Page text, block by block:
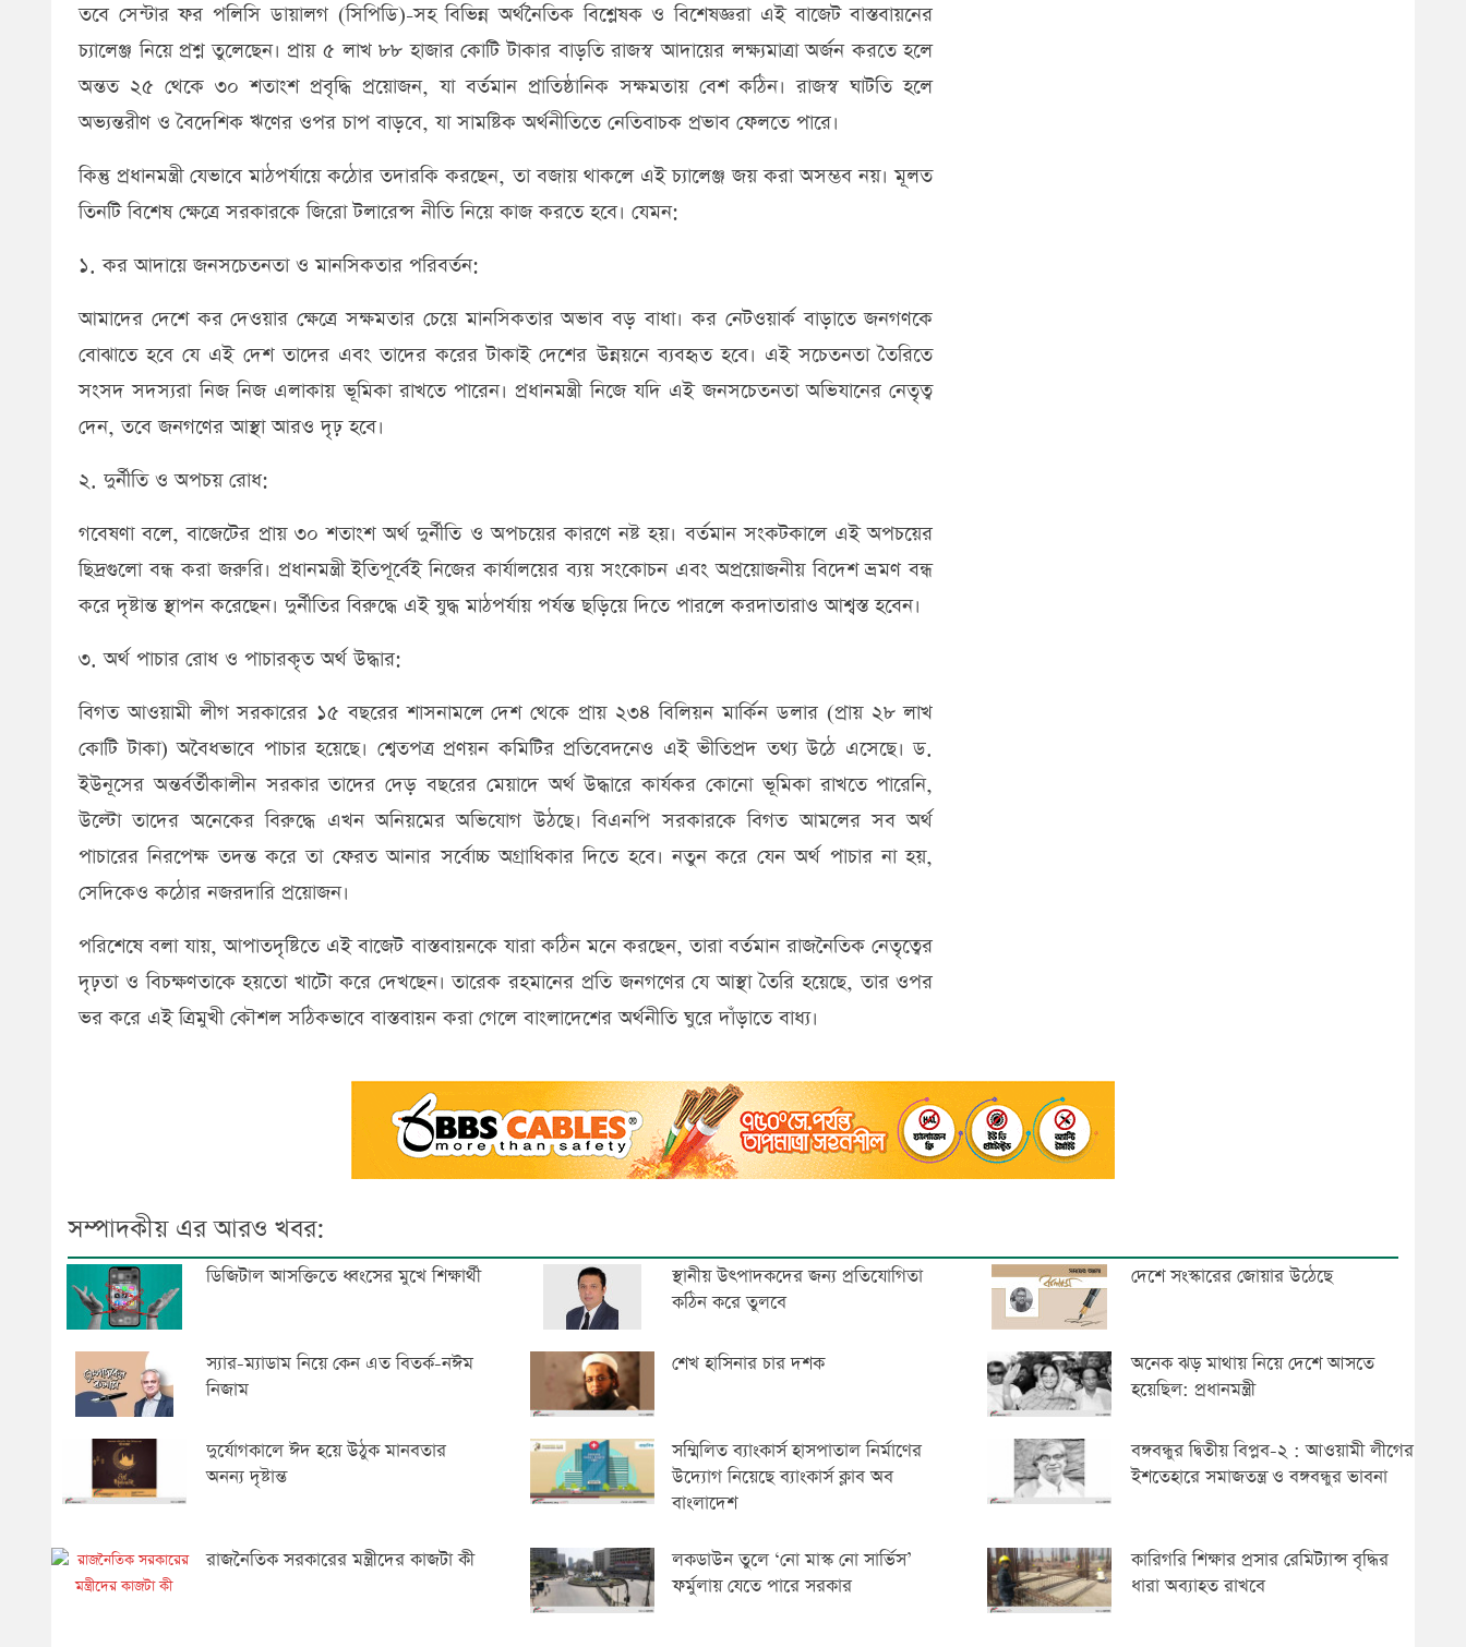
​তবে সেন্টার ফর পলিসি ডায়ালগ (সিপিডি)-সহ বিভিন্ন অর্থনৈতিক বিশ্লেষক ও বিশেষজ্ঞরা এই বাজেট বাস্তবায়নের
চ্যালেঞ্জ নিয়ে প্রশ্ন তুলেছেন। প্রায় ৫ লাখ ৮৮ হাজার কোটি টাকার বাড়তি রাজস্ব আদায়ের লক্ষ্যমাত্রা অর্জন করতে হলে
অন্তত ২৫ থেকে ৩০ শতাংশ প্রবৃদ্ধি প্রয়োজন, যা বর্তমান প্রাতিষ্ঠানিক সক্ষমতায় বেশ কঠিন। রাজস্ব ঘাটতি হলে
অভ্যন্তরীণ ও বৈদেশিক ঋণের ওপর চাপ বাড়বে, যা সামষ্টিক অর্থনীতিতে নেতিবাচক প্রভাব ফেলতে পারে।
​কিন্তু প্রধানমন্ত্রী যেভাবে মাঠপর্যায়ে কঠোর তদারকি করছেন, তা বজায় থাকলে এই চ্যালেঞ্জ জয় করা অসম্ভব নয়। মূলত
তিনটি বিশেষ ক্ষেত্রে সরকারকে জিরো টলারেন্স নীতি নিয়ে কাজ করতে হবে। যেমন:
​১. কর আদায়ে জনসচেতনতা ও মানসিকতার পরিবর্তন:
​আমাদের দেশে কর দেওয়ার ক্ষেত্রে সক্ষমতার চেয়ে মানসিকতার অভাব বড় বাধা। কর নেটওয়ার্ক বাড়াতে জনগণকে
বোঝাতে হবে যে এই দেশ তাদের এবং তাদের করের টাকাই দেশের উন্নয়নে ব্যবহৃত হবে। এই সচেতনতা তৈরিতে
সংসদ সদস্যরা নিজ নিজ এলাকায় ভূমিকা রাখতে পারেন। প্রধানমন্ত্রী নিজে যদি এই জনসচেতনতা অভিযানের নেতৃত্ব
দেন, তবে জনগণের আস্থা আরও দৃঢ় হবে।
​২. দুর্নীতি ও অপচয় রোধ:
​গবেষণা বলে, বাজেটের প্রায় ৩০ শতাংশ অর্থ দুর্নীতি ও অপচয়ের কারণে নষ্ট হয়। বর্তমান সংকটকালে এই অপচয়ের
ছিদ্রগুলো বন্ধ করা জরুরি। প্রধানমন্ত্রী ইতিপূর্বেই নিজের কার্যালয়ের ব্যয় সংকোচন এবং অপ্রয়োজনীয় বিদেশ ভ্রমণ বন্ধ
করে দৃষ্টান্ত স্থাপন করেছেন। দুর্নীতির বিরুদ্ধে এই যুদ্ধ মাঠপর্যায় পর্যন্ত ছড়িয়ে দিতে পারলে করদাতারাও আশ্বস্ত হবেন।
​৩. অর্থ পাচার রোধ ও পাচারকৃত অর্থ উদ্ধার:
​বিগত আওয়ামী লীগ সরকারের ১৫ বছরের শাসনামলে দেশ থেকে প্রায় ২৩৪ বিলিয়ন মার্কিন ডলার (প্রায় ২৮ লাখ
কোটি টাকা) অবৈধভাবে পাচার হয়েছে। শ্বেতপত্র প্রণয়ন কমিটির প্রতিবেদনেও এই ভীতিপ্রদ তথ্য উঠে এসেছে। ড.
ইউনূসের অন্তর্বর্তীকালীন সরকার তাদের দেড় বছরের মেয়াদে অর্থ উদ্ধারে কার্যকর কোনো ভূমিকা রাখতে পারেনি,
উল্টো তাদের অনেকের বিরুদ্ধে এখন অনিয়মের অভিযোগ উঠছে। বিএনপি সরকারকে বিগত আমলের সব অর্থ
পাচারের নিরপেক্ষ তদন্ত করে তা ফেরত আনার সর্বোচ্চ অগ্রাধিকার দিতে হবে। নতুন করে যেন অর্থ পাচার না হয়,
সেদিকেও কঠোর নজরদারি প্রয়োজন।
​পরিশেষে বলা যায়, আপাতদৃষ্টিতে এই বাজেট বাস্তবায়নকে যারা কঠিন মনে করছেন, তারা বর্তমান রাজনৈতিক নেতৃত্বের
দৃঢ়তা ও বিচক্ষণতাকে হয়তো খাটো করে দেখছেন। তারেক রহমানের প্রতি জনগণের যে আস্থা তৈরি হয়েছে, তার ওপর
ভর করে এই ত্রিমুখী কৌশল সঠিকভাবে বাস্তবায়ন করা গেলে বাংলাদেশের অর্থনীতি ঘুরে দাঁড়াতে বাধ্য।
সম্পাদকীয় এর আরও খবর:
ডিজিটাল আসক্তিতে ধ্বংসের মুখে শিক্ষার্থী
স্থানীয় উৎপাদকদের জন্য প্রতিযোগিতা
কঠিন করে তুলবে
দেশে সংস্কারের জোয়ার উঠেছে
স্যার-ম্যাডাম নিয়ে কেন এত বিতর্ক-নঈম
নিজাম
শেখ হাসিনার চার দশক
অনেক ঝড় মাথায় নিয়ে দেশে আসতে
হয়েছিল: প্রধানমন্ত্রী
দুর্যোগকালে ঈদ হয়ে উঠুক মানবতার
অনন্য দৃষ্টান্ত
সম্মিলিত ব্যাংকার্স হাসপাতাল নির্মাণের
উদ্যোগ নিয়েছে ব্যাংকার্স ক্লাব অব
বাংলাদেশ
বঙ্গবন্ধুর দ্বিতীয় বিপ্লব-২ : আওয়ামী লীগের
ইশতেহারে সমাজতন্ত্র ও বঙ্গবন্ধুর ভাবনা
রাজনৈতিক সরকারের মন্ত্রীদের কাজটা কী
লকডাউন তুলে ‘নো মাস্ক নো সার্ভিস’
ফর্মুলায় যেতে পারে সরকার
কারিগরি শিক্ষার প্রসার রেমিট্যান্স বৃদ্ধির
ধারা অব্যাহত রাখবে